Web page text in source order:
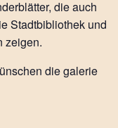
die auch
Stadtbibliothek und
zeigen.
die galerie